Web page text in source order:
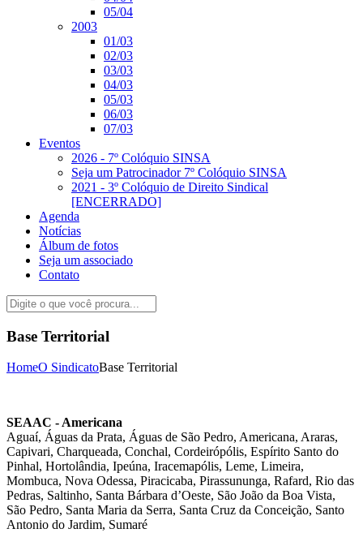
05/04
2003
01/03
02/03
03/03
04/03
05/03
06/03
07/03
Eventos
2026 - 7º Colóquio SINSA
Seja um Patrocinador 7º Colóquio SINSA
2021 - 3º Colóquio de Direito Sindical
[ENCERRADO]
Agenda
Notícias
Álbum de fotos
Seja um associado
Contato
Base Territorial
HomeO SindicatoBase Territorial
SEAAC - Americana
Aguaí, Águas da Prata, Águas de São Pedro, Americana, Araras,
Capivari, Charqueada, Conchal, Cordeirópólis, Espírito Santo do
Pinhal, Hortolândia, Ipeúna, Iracemapólis, Leme, Limeira,
Mombuca, Nova Odessa, Piracicaba, Pirassununga, Rafard, Rio das
Pedras, Saltinho, Santa Bárbara d’Oeste, São João da Boa Vista,
São Pedro, Santa Maria da Serra, Santa Cruz da Conceição, Santo
Antonio do Jardim, Sumaré